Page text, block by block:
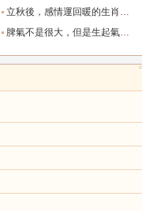
運勢好嗎
立秋後，感情運回暖的生肖TOP3_單身_放平_申金
脾氣不是很大，但是生起氣來很難哄的五大星座女_女性_情緒_給予